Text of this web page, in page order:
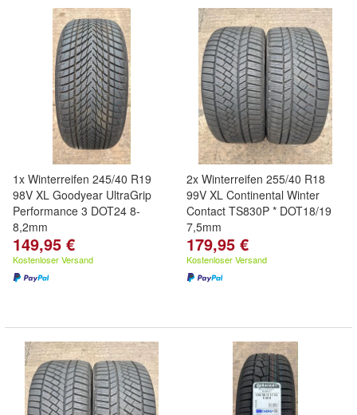
1x Winterreifen 245/40 R19
98V XL Goodyear UltraGrip
Performance 3 DOT24 8-
8,2mm
149,95 €
Kostenloser Versand
2x Winterreifen 255/40 R18
99V XL Continental Winter
Contact TS830P * DOT18/19
7,5mm
179,95 €
Kostenloser Versand